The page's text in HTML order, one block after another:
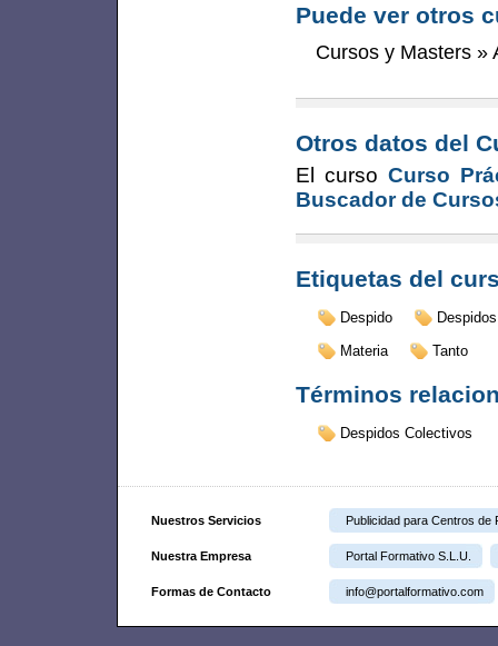
Puede ver otros
Cursos y Masters »
Otros datos del
El curso Curso
Buscador de
Etiquetas del
Despido
Despidos
Materia
Tanto
Términos
Despidos Colectivos
Nuestros Servicios Publicidad para Centros de
Nuestra Empresa Portal Formativo S.L.U.
Formas de Contacto info@portalformativo.com